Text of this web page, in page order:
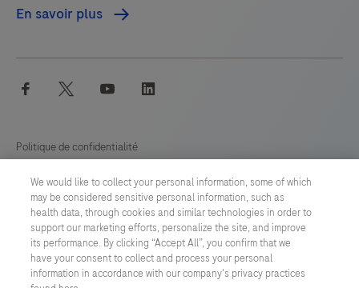
En savoir plus
facebook twitter youtube
Politique de confidentialité
Préférences en matière de cookies
Conditions générales
SWITZERLAND/Français
We would like to collect your personal information, some of which
may be considered sensitive personal information, such as
health data, through cookies and similar technologies in order to
support our marketing efforts, personalize the site, and improve
its performance. By clicking “Accept All”, you confirm that we
have your consent to collect and process your personal
information in accordance with our company's privacy practices